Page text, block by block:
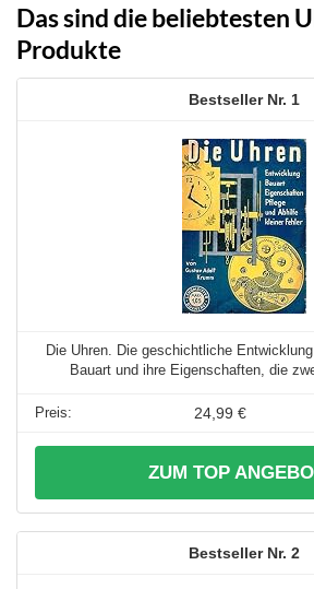
Das sind die beliebtesten
Produkte
1
Die Uhren. Die geschichtliche
Bauart und ihre Eigenschaften, die
24,99 €
ZUM TOP
2